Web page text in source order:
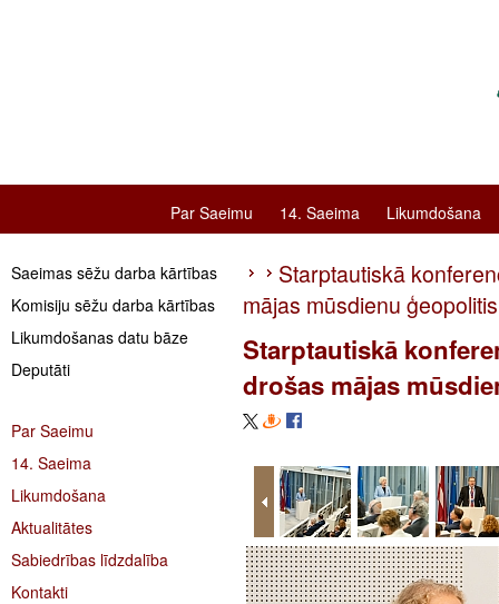
Par Saeimu 14. Saeima Likumdošana
Saeimas sēžu darba kārtības
Komisiju sēžu darba kārtības
Likumdošanas datu bāze
Deputāti
Par Saeimu
14. Saeima
Likumdošana
Aktualitātes
Sabiedrības līdzdalība
Kontakti
Starptautiskā
mājas mūsdienu
Starptautiskā
drošas mājas